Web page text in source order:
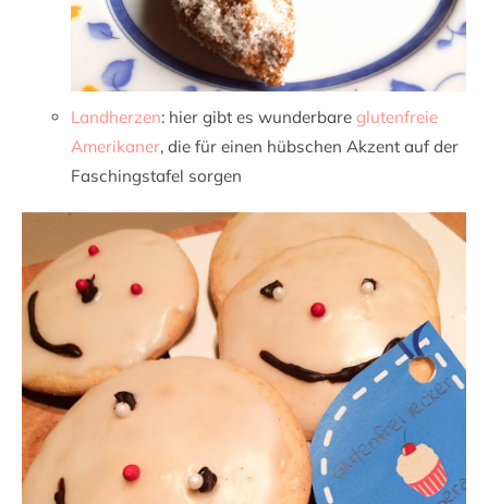
Landherzen: hier gibt es wunderbare glutenfreie
Amerikaner, die für einen hübschen Akzent auf der
Faschingstafel sorgen